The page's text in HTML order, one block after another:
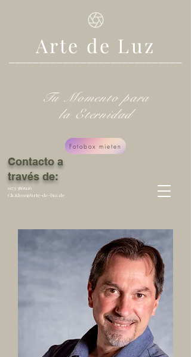
Arte de Luz
Contacto a
través de:
Tu Momento para
la Eternidad
Fotobox mieten
0173/3865116
Ch.Klose@arte-de-luz.de